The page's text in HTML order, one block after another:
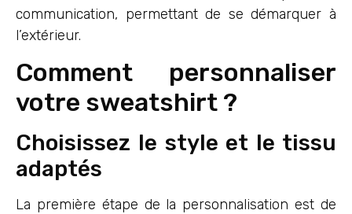
communication, permettant de se démarquer à
l’extérieur.
Comment personnaliser
votre sweatshirt ?
Choisissez le style et le tissu
adaptés
La première étape de la personnalisation est de